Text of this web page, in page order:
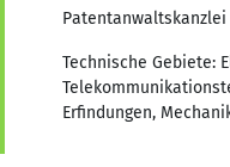
Technische Gebiete:
Erfindungen,